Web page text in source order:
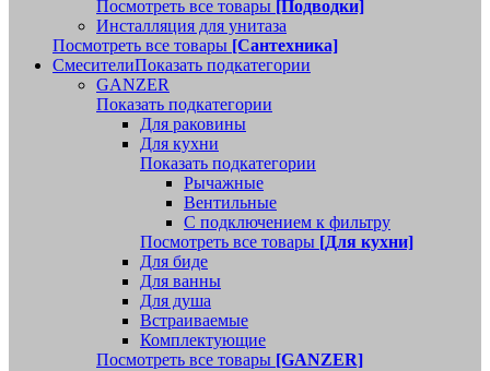
Посмотреть все товары [Подводки]
Инсталляция для унитаза
Посмотреть все товары [Сантехника]
СмесителиПоказать подкатегории
GANZER
Показать подкатегории
Для раковины
Для кухни
Показать подкатегории
Рычажные
Вентильные
С подключением к фильтру
Посмотреть все товары [Для кухни]
Для биде
Для ванны
Для душа
Встраиваемые
Комплектующие
Посмотреть все товары [GANZER]